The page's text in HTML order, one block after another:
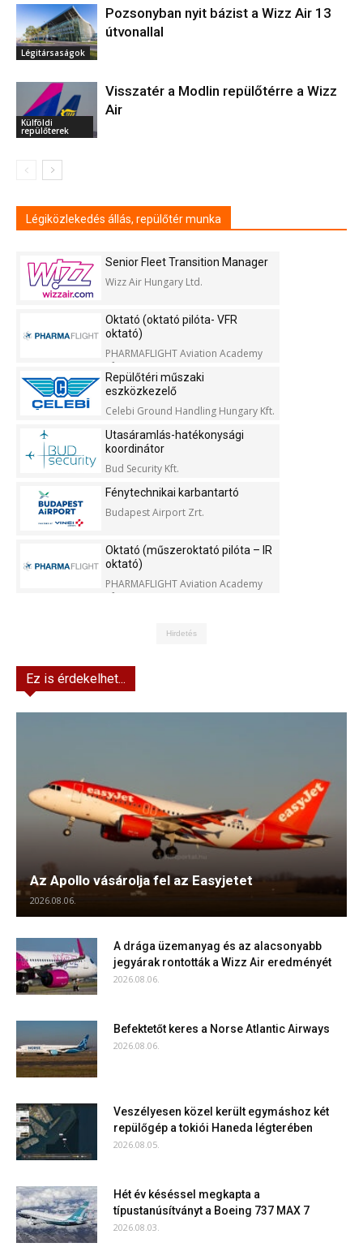
Légitársaságok
Pozsonyban nyit bázist a Wizz Air 13
útvonallal
Külföldi
repülőterek
Visszatér a Modlin repülőtérre a Wizz
Air
Légiközlekedés állás, repülőtér munka
Senior Fleet Transition Manager
Wizz Air Hungary Ltd.
Oktató (oktató pilóta- VFR
oktató)
PHARMAFLIGHT Aviation Academy
Kft.
Repülőtéri műszaki
eszközkezelő
Celebi Ground Handling Hungary Kft.
Utasáramlás-hatékonysági
koordinátor
Bud Security Kft.
Fénytechnikai karbantartó
Budapest Airport Zrt.
Oktató (műszeroktató pilóta – IR
oktató)
PHARMAFLIGHT Aviation Academy
Kft.
Hirdetés
Ez is érdekelhet...
Az Apollo vásárolja fel az Easyjetet
2026.08.06.
A drága üzemanyag és az alacsonyabb
jegyárak rontották a Wizz Air eredményét
2026.08.06.
Befektetőt keres a Norse Atlantic Airways
2026.08.06.
Veszélyesen közel került egymáshoz két
repülőgép a tokiói Haneda légterében
2026.08.05.
Hét év késéssel megkapta a
típustanúsítványt a Boeing 737 MAX 7
2026.08.03.